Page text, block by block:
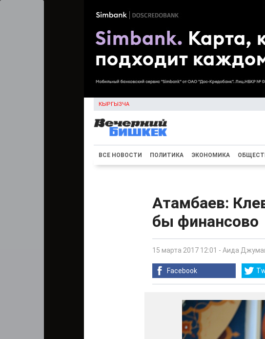
КЫРГЫЗЧА
ВСЕ НОВОСТИ ПОЛИТИКА ЭКОНОМИКА
Атамбаев:
бы финансово
15 марта 2017 12:01 - Аида
Facebook